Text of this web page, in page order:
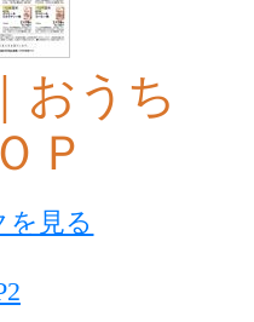
おうち
Ｐ
を見る